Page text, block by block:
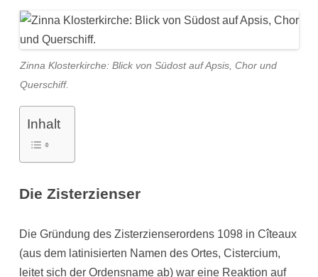
Zinna Klosterkirche: Blick von Südost auf Apsis, Chor und
Querschiff.
Inhalt
Die Zisterzienser
Die Gründung des Zisterzienserordens 1098 in Cîteaux
(aus dem latinisierten Namen des Ortes, Cistercium,
leitet sich der Ordensname ab) war eine Reaktion auf